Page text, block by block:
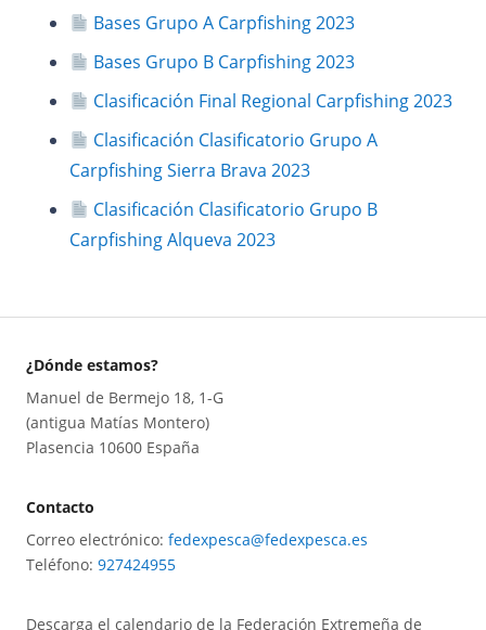
Bases Grupo A Carpfishing 2023
Bases Grupo B Carpfishing 2023
Clasificación Final Regional Carpfishing 2023
Clasificación Clasificatorio Grupo A
Carpfishing Sierra Brava 2023
Clasificación Clasificatorio Grupo B
Carpfishing Alqueva 2023
¿Dónde estamos?
Manuel de Bermejo 18, 1-G
(antigua Matías Montero)
Plasencia 10600 España
Contacto
Correo electrónico: fedexpesca@fedexpesca.es
Teléfono: 927424955
Descarga el calendario de la Federación Extremeña de